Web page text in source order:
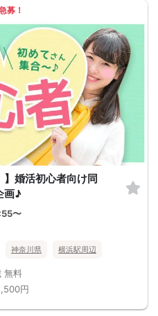
募！
】婚活初心者向け同
画♪
〜
神奈川県 横浜駅周辺
無料
円